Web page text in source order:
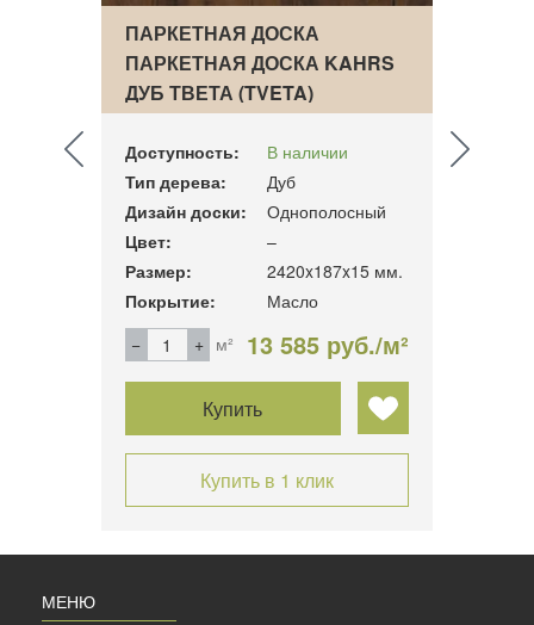
ПАРКЕТНАЯ ДОСКА
ПАРКЕТНАЯ ДОСКА KAHRS
ДУБ ТВЕТА (TVETA)
Доступность:
В наличии
Тип дерева:
Дуб
Дизайн доски:
Однополосный
Цвет:
–
Размер:
2420x187x15 мм.
Покрытие:
Масло
м²
13 585 руб./м²
Купить
Купить в 1 клик
МЕНЮ